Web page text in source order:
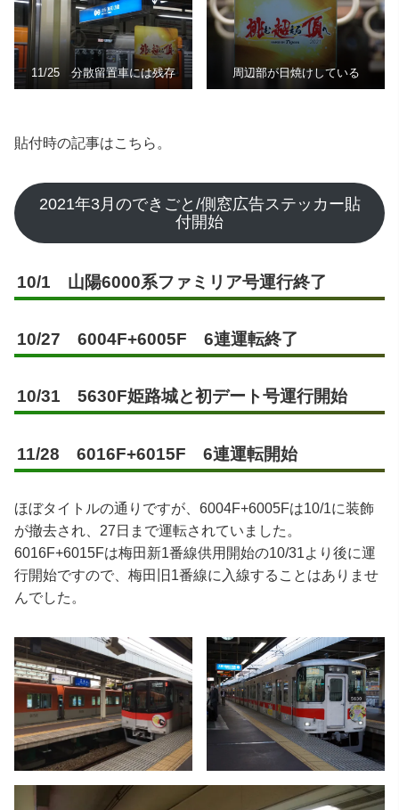
11/25 分散留置車には残存 周辺部が日焼けしている
貼付時の記事はこちら。
2021年3月のできごと/側窓広告ステッカー貼
付開始
10/1 山陽6000系ファミリア号運行終了
10/27 6004F+6005F 6連運転終了
10/31 5630F姫路城と初デート号運行開始
11/28 6016F+6015F 6連運転開始
ほぼタイトルの通りですが、6004F+6005Fは10/1に装飾
が撤去され、27日まで運転されていました。
6016F+6015Fは梅田新1番線供用開始の10/31より後に運
行開始ですので、梅田旧1番線に入線することはありませ
んでした。